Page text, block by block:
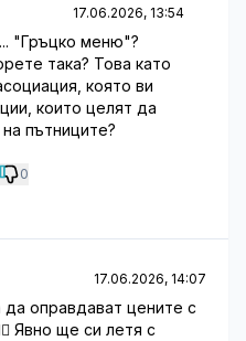
17.06.2026, 13:54
"Гръцко меню"?
така? Това като
която ви
които целят да
пътниците?
0
17.06.2026, 14:07
оправдават цените с
Явно ще си летя с